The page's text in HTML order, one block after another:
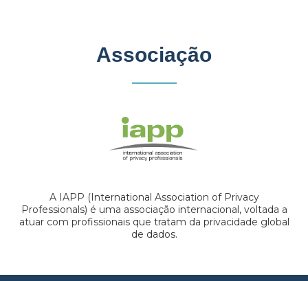
Associação
A IAPP (International Association of Privacy
Professionals) é uma associação internacional, voltada a
atuar com profissionais que tratam da privacidade global
de dados.